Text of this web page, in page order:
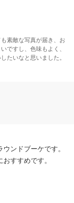
素敵な写真が届き、お
ですし、色味もよく、
たいなと思いました。
ンドブーケです。
すすめです。